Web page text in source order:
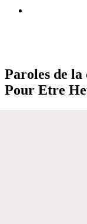
Paroles de
Pour Etre